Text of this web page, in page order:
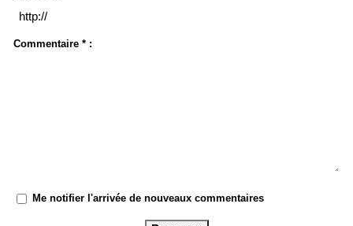
Commentaire * :
Me notifier l'arrivée de nouveaux commentaires